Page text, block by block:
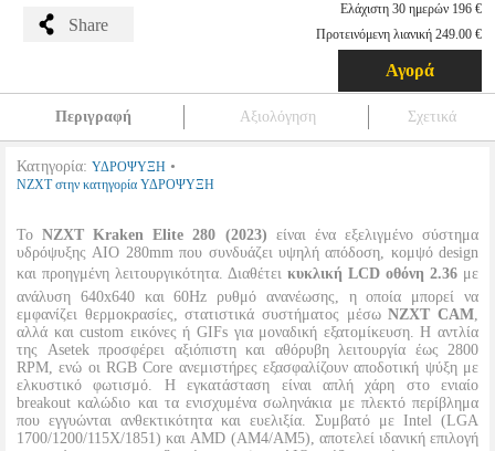
Share
Ελάχιστη 30 ημερών 196 €
Προτεινόμενη λιανική 249.00 €
Αγορά
Περιγραφή Αξιολόγηση Σχετικά
Κατηγορία: ΥΔΡΟΨΥΞΗ •
NZXT στην κατηγορία ΥΔΡΟΨΥΞΗ
ΤοNZXT Kraken Elite 280 (2023) είναι ένα εξελιγμένο σύστημα
υδρόψυξης AIO 280mm που συνδυάζει υψηλή απόδοση, κομψό design
και προηγμένη λειτουργικότητα. Διαθέτει κυκλική LCD οθόνη 2.36 με
ανάλυση 640x640 και 60Hz ρυθμό ανανέωσης, η οποία μπορεί να
εμφανίζει θερμοκρασίες, στατιστικά συστήματος μέσωNZXT CAM,
αλλά και custom εικόνες ή GIFs για μοναδική εξατομίκευση. Η αντλία
της Asetek προσφέρει αξιόπιστη και αθόρυβη λειτουργία έως 2800
RPM, ενώ οι RGB Core ανεμιστήρες εξασφαλίζουν αποδοτική ψύξη με
ελκυστικό φωτισμό. Η εγκατάσταση είναι απλή χάρη στο ενιαίο
breakout καλώδιο και τα ενισχυμένα σωληνάκια με πλεκτό περίβλημα
που εγγυώνται ανθεκτικότητα και ευελιξία. Συμβατό με Intel (LGA
1700/1200/115X/1851) και AMD (AM4/AM5), αποτελεί ιδανική επιλογή